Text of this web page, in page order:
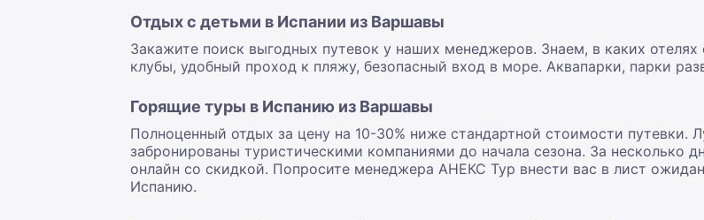
Отдых с детьми в Испании из Варшавы
Закажите поиск выгодных путевок у наших менеджеров. Знаем, в каких
клубы, удобный проход к пляжу, безопасный вход в море. Аквапарки, парки
Горящие туры в Испанию из Варшавы
Полноценный отдых за цену на 10-30% ниже стандартной стоимости путевки.
забронированы туристическими компаниями до начала сезона. За несколько
онлайн со скидкой. Попросите менеджера АНЕКС Тур внести вас в лист
Испанию.